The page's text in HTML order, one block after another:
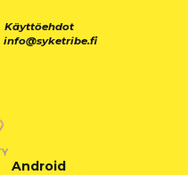
Käyttöehdot
info@syketribe.fi
Android